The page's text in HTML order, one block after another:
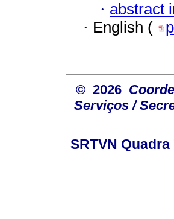
· abstract
· English (
© 2026
Serviços /
SRTVN